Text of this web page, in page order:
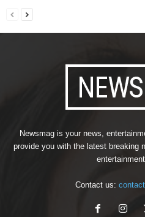
Newsmag is your news,
provide you with the latest breaking
Contact us: